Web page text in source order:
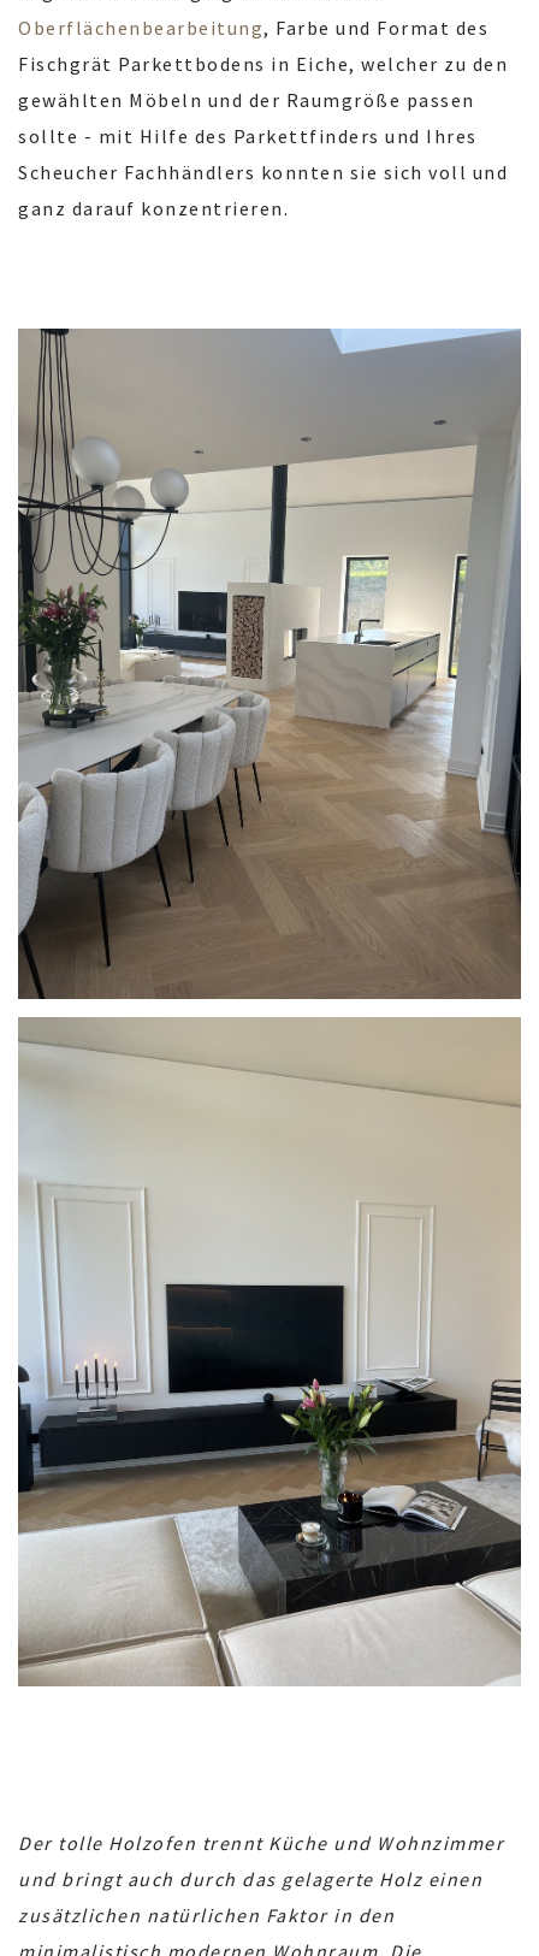
Oberflächenbearbeitung, Farbe und Format des
Fischgrät Parkettbodens in Eiche, welcher zu den
gewählten Möbeln und der Raumgröße passen
sollte - mit Hilfe des Parkettfinders und Ihres
Scheucher Fachhändlers konnten sie sich voll und
ganz darauf konzentrieren.
Der tolle Holzofen trennt Küche und Wohnzimmer
und bringt auch durch das gelagerte Holz einen
zusätzlichen natürlichen Faktor in den